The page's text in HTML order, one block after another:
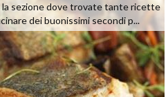
la sezione dove trovate tante ricette
dei buonissimi secondi p...